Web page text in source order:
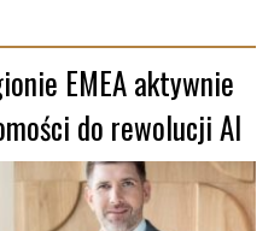
EMEA aktywnie
do rewolucji AI